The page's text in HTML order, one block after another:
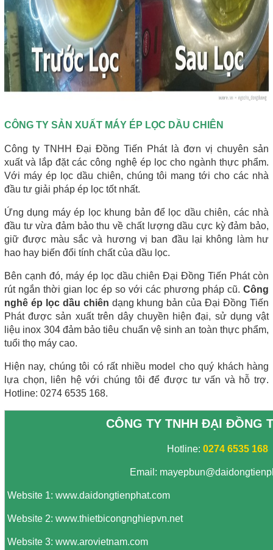
CÔNG TY SẢN XUẤT MÁY ÉP LỌC DẦU CHIÊN
Công ty TNHH Đại Đồng Tiến Phát là đơn vị chuyên sản
xuất và lắp đặt các công nghệ ép lọc cho ngành thực phẩm.
Với máy ép lọc dầu chiên, chúng tôi mang tới cho các nhà
đầu tư giải pháp ép lọc tốt nhất.
Ứng dụng máy ép lọc khung bản để lọc dầu chiên, các nhà
đầu tư vừa đảm bảo thu về chất lượng dầu cực kỳ đảm bảo,
giữ được màu sắc và hương vị ban đầu lại không làm hư
hao hay biến đổi tính chất của dầu lọc.
Bên cạnh đó, máy ép lọc dầu chiên Đại Đồng Tiến Phát còn
rút ngắn thời gian lọc ép so với các phương pháp cũ. Công
nghê ép lọc dầu chiên dạng khung bản của Đại Đồng Tiến
Phát được sản xuất trên dây chuyền hiện đại, sử dụng vật
liệu inox 304 đảm bảo tiêu chuẩn vệ sinh an toàn thực phẩm,
tuổi thọ máy cao.
Hiện nay, chúng tôi có rất nhiều model cho quý khách hàng
lựa chọn, liên hệ với chúng tôi để được tư vấn và hỗ trợ.
Hotline: 0274 6535 168.
CÔNG TY TNHH ĐẠI ĐỒNG
Hotline: 0274 6535 168
Email:
Website 1: www.daidongtienphat.com
Website 2: www.thietbicongnghiepvn.net
Website 3: www.arovietnam.com